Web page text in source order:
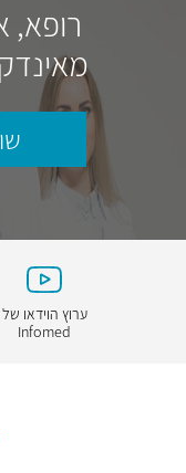
רופא,
ערוץ הוידאו של
Infomed